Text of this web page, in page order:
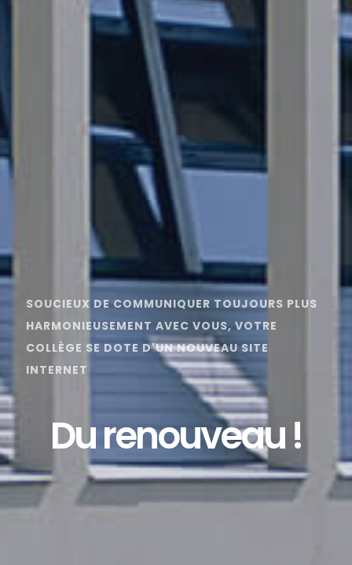
SOUCIEUX DE COMMUNIQUER TOUJOURS PLUS
HARMONIEUSEMENT AVEC VOUS, VOTRE
COLLÈGE SE DOTE D'UN NOUVEAU SITE
INTERNET
Du renouveau !